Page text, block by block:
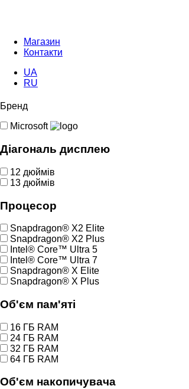
Магазин
Контакти
UA
RU
Бренд
Microsoft
Діагональ дисплею
12 дюймів
13 дюймів
Процесор
Snapdragon® X2 Elite
Snapdragon® X2 Plus
Intel® Core™ Ultra 5
Intel® Core™ Ultra 7
Snapdragon® X Elite
Snapdragon® X Plus
Об'єм пам'яті
16 ГБ RAM
24 ГБ RAM
32 ГБ RAM
64 ГБ RAM
Об'єм накопичувача